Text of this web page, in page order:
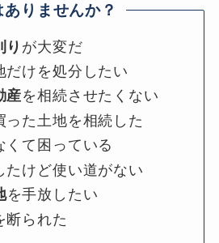
りませんか？
り が大変だ
だけを処分したい
産を相続させたくない
った土地を相続した
くて困っている
たけど使い道がない
を手放したい
断られた